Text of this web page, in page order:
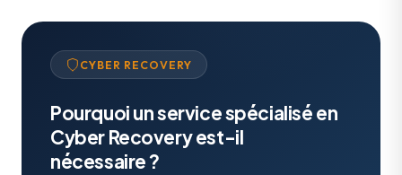
CYBER RECOVERY
Pourquoi un service spécialisé en
Cyber Recovery est-il
nécessaire ?